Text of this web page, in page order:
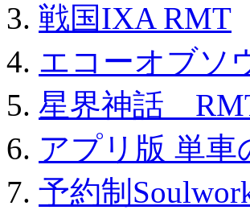
戦国IXA RMT
エコーオブソ
星界神話
アプリ版 単車
予約制